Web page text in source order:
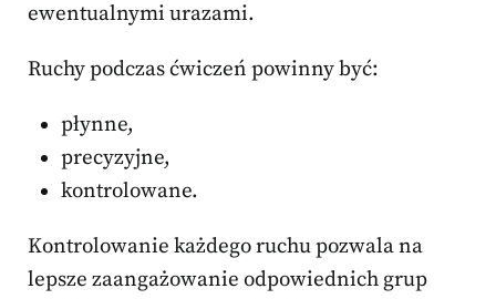
ewentualnymi urazami.
Ruchy podczas ćwiczeń powinny być:
płynne,
precyzyjne,
kontrolowane.
Kontrolowanie każdego ruchu pozwala na
lepsze zaangażowanie odpowiednich grup